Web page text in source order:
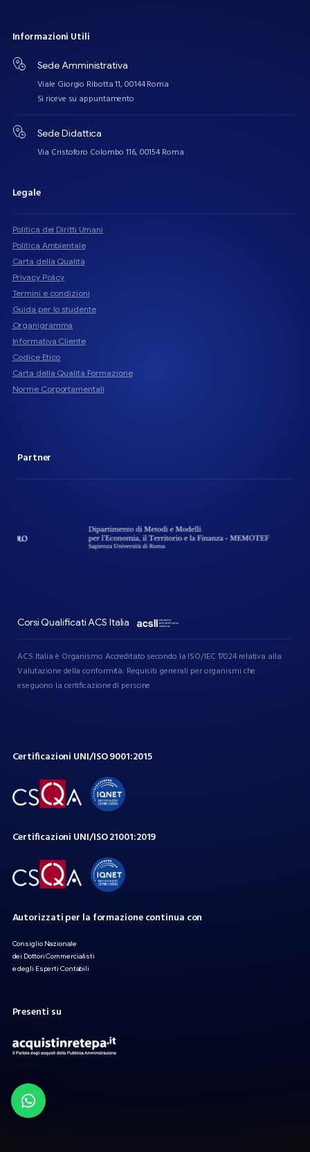
Informazioni Utili
Sede Amministrativa
Viale Giorgio Ribotta 11, 00144 Roma
Si riceve su appuntamento
Sede Didattica
Via Cristoforo Colombo 116, 00154 Roma
Legale
Politica dei Diritti Umani
Politica Ambientale
Carta della Qualità
Privacy Policy
Termini e condizioni
Guida per lo studente
Organigramma
Informativa Cliente
Codice Etico
Carta della Qualità Formazione
Norme Corportamentali
Partner
Corsi Qualificati ACS Italia
ACS Italia è Organismo Accreditato secondo la ISO/IEC 17024 relativa alla
Valutazione della conformità: Requisiti generali per organismi che
eseguono la certificazione di persone
Certificazioni UNI/ISO9001:2015
Certificazioni UNI/ISO21001:2019
Autorizzatiper la formazionecontinua con
Consiglio Nazionale
dei Dottori Commercialisti
e degli Esperti Contabili
Presenti su